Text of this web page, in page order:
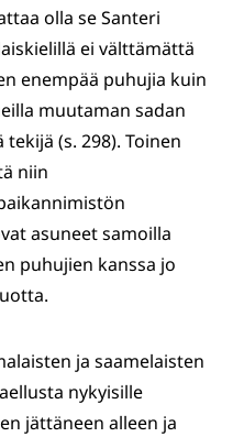
olla se Santeri
ei välttämättä
enempää puhujia kuin
muutaman sadan
(s. 298). Toinen
niin
asuneet samoilla
puhujien kanssa jo
ja saamelaisten
nykyisille
jättäneen alleen ja